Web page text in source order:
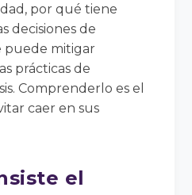
por qué tiene
decisiones de
puede mitigar
prácticas de
Comprenderlo es el
caer en sus
el